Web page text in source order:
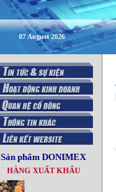
07 August 2026
Sản phẩm DONIMEX
HÀNG XUẤT KHẨU